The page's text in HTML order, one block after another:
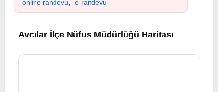
online randevu, e-randevu
Avcılar İlçe Nüfus Müdürlüğü Haritası